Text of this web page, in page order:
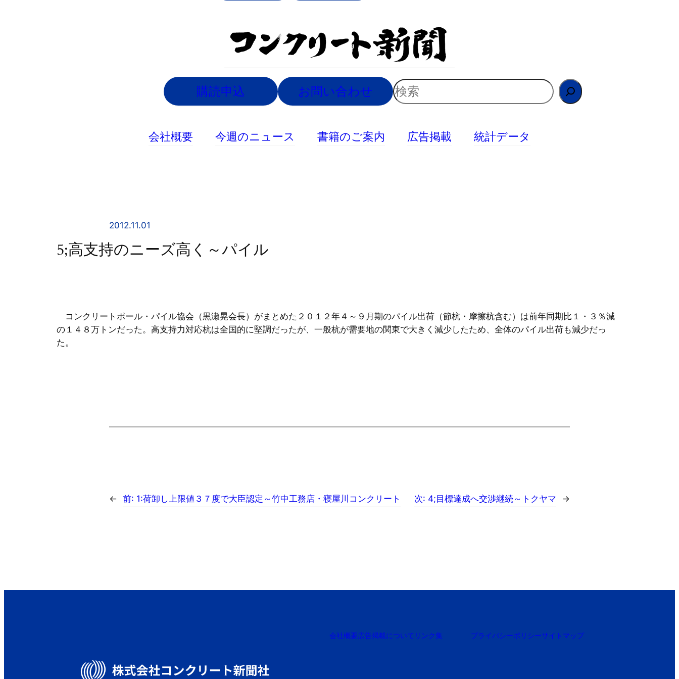
購読申込 お問い合わせ
検
索
会社概要 今週のニュース 書籍のご案内 広告掲載 統計データ
2012.11.01
5;高支持のニーズ高く～パイル
コンクリートポール・パイル協会（黒瀬晃会長）がまとめた２０１２年４～９月期のパイル出荷（節杭・摩擦杭含む）は前年同期比１・３％減
の１４８万トンだった。高支持力対応杭は全国的に堅調だったが、一般杭が需要地の関東で大きく減少したため、全体のパイル出荷も減少だっ
た。
← 前: 1:荷卸し上限値３７度で大臣認定～竹中工務店・寝屋川コンクリート 次: 4;目標達成へ交渉継続～トクヤマ →
会社概要広告掲載について リンク集 プライバシーポリシーサイトマップ